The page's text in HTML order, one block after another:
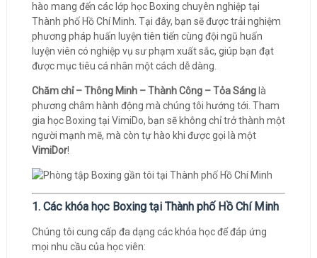
hào mang đến các lớp học Boxing chuyên nghiệp tại
Thành phố Hồ Chí Minh. Tại đây, bạn sẽ được trải nghiệm
phương pháp huấn luyện tiên tiến cùng đội ngũ huấn
luyện viên có nghiệp vụ sư phạm xuất sắc, giúp bạn đạt
được mục tiêu cá nhân một cách dễ dàng.
Chăm chỉ – Thông Minh – Thành Công – Tỏa Sánglà
phương châm hành động mà chúng tôi hướng tới. Tham
gia học Boxing tại VimiDo, bạn sẽ không chỉ trở thành một
người mạnh mẽ, mà còn tự hào khi được gọi là một
VimiDor!
1. Các khóa học Boxing tại Thành phố Hồ Chí Minh
Chúng tôi cung cấp đa dạng các khóa học để đáp ứng
mọi nhu cầu của học viên: